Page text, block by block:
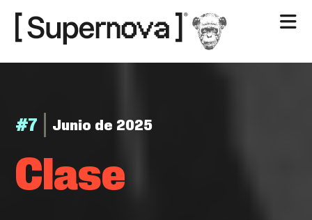
Nosotros
Contacto
#7 Junio de 2025
Cla­se